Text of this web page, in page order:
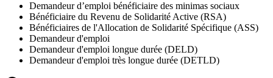
Demandeur d’emploi bénéficiaire des minimas sociaux
Bénéficiaire du Revenu de Solidarité Active (RSA)
Bénéficiaires de l'Allocation de Solidarité Spécifique (ASS)
Demandeur d'emploi
Demandeur d'emploi longue durée (DELD)
Demandeur d'emploi très longue durée (DETLD)